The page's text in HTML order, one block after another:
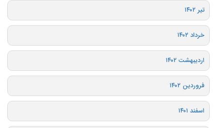
تیر ۱۴۰۲
خرداد ۱۴۰۲
اردیبهشت ۱۴۰۲
فروردین ۱۴۰۲
اسفند ۱۴۰۱